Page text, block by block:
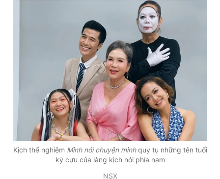
Kịch thể nghiệm Mình nói chuyện mìnhquy tụ những tên tuổi
kỳ cựu của làng kịch nói phía nam
NSX